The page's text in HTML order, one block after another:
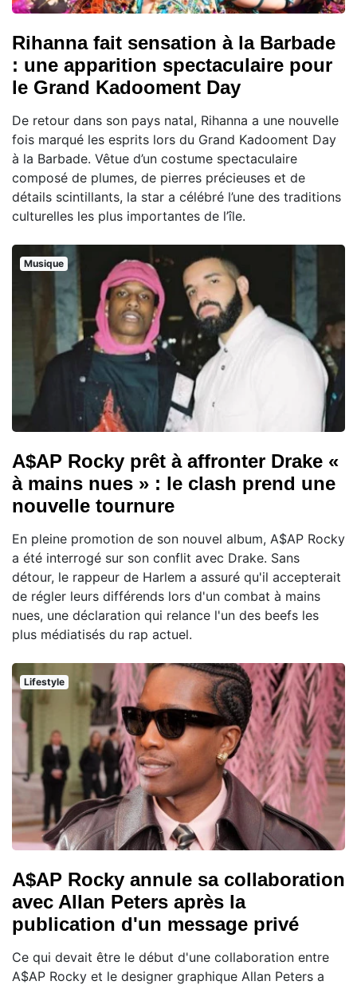
Rihanna fait sensation à la Barbade
: une apparition spectaculaire pour
le Grand Kadooment Day
De retour dans son pays natal, Rihanna a une nouvelle
fois marqué les esprits lors du Grand Kadooment Day
à la Barbade. Vêtue d’un costume spectaculaire
composé de plumes, de pierres précieuses et de
détails scintillants, la star a célébré l’une des traditions
culturelles les plus importantes de l’île.
Musique
A$AP Rocky prêt à affronter Drake «
à mains nues » : le clash prend une
nouvelle tournure
En pleine promotion de son nouvel album, A$AP Rocky
a été interrogé sur son conflit avec Drake. Sans
détour, le rappeur de Harlem a assuré qu'il accepterait
de régler leurs différends lors d'un combat à mains
nues, une déclaration qui relance l'un des beefs les
plus médiatisés du rap actuel.
Lifestyle
A$AP Rocky annule sa collaboration
avec Allan Peters après la
publication d'un message privé
Ce qui devait être le début d'une collaboration entre
A$AP Rocky et le designer graphique Allan Peters a